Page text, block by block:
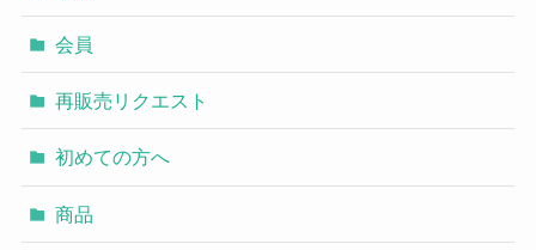
会員
再販売リクエスト
初めての方へ
商品